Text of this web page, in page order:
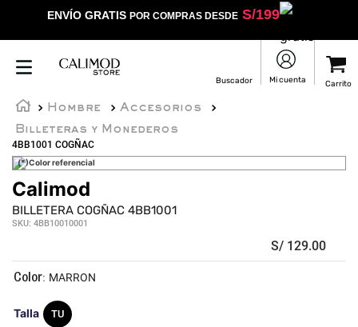
ENVÍO GRATIS POR COMPRAS DESDES/199
Hombre
Accesorios
Billeteras y Monederos
4BB1001 COGÑAC
(*)Color referencial
Calimod
BILLETERA COGÑAC 4BB1001
SKU: 4BB10010001
S/ 129.00
Talla TU
: MARRON